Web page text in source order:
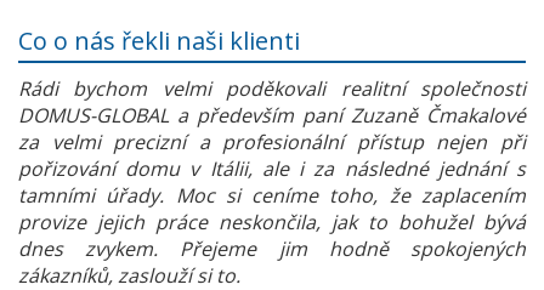
Co o nás řekli naši klienti
Rádi bychom velmi poděkovali realitní společnosti
DOMUS-GLOBAL a především paní Zuzaně Čmakalové
za velmi precizní a profesionální přístup nejen při
pořizování domu v Itálii, ale i za následné jednání s
tamními úřady. Moc si ceníme toho, že zaplacením
provize jejich práce neskončila, jak to bohužel bývá
dnes zvykem. Přejeme jim hodně spokojených
zákazníků, zaslouží si to.